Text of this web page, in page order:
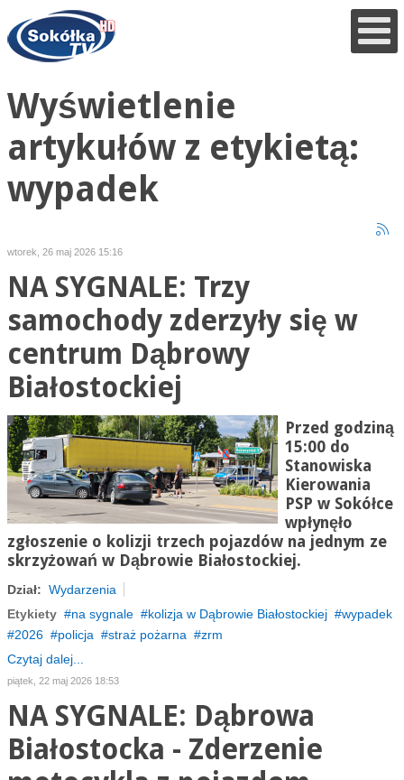
Wyświetlenie
artykułów z etykietą:
wypadek
wtorek, 26 maj 2026 15:16
NA SYGNALE: Trzy
samochody zderzyły się w
centrum Dąbrowy
Białostockiej
Przed godziną
15:00 do
Stanowiska
Kierowania
PSP w Sokółce
wpłynęło
zgłoszenie o kolizji trzech pojazdów na jednym ze
skrzyżowań w Dąbrowie Białostockiej.
Dział: Wydarzenia
Etykiety
na sygnale kolizja w Dąbrowie Białostockiej
wypadek
2026
policja straż pożarna
zrm
Czytaj dalej...
piątek, 22 maj 2026 18:53
NA SYGNALE: Dąbrowa
Białostocka - Zderzenie